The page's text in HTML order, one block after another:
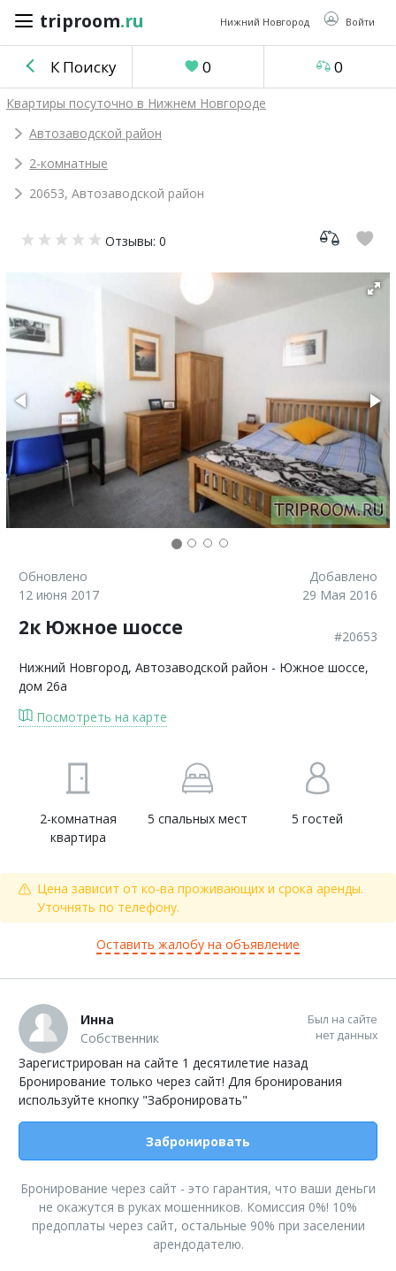
triproom.ru Нижний Новгород Войти
triproom .ru
Российский
Войти / Зарегистрироваться
объявление
Сравнение
0
К Поиску 0 0
Квартиры посуточно в Нижнем Новгороде
Автозаводской район
2-комнатные
20653, Автозаводской район
Отзывы: 0
Обновлено
12 июня 2017
Добавлено
29 Мая 2016
2к Южное шоссе
#20653
Нижний Новгород, Автозаводской район - Южное шоссе,
дом 26а
Посмотреть на карте
2-комнатная
квартира
5 спальных мест 5 гостей
Цена зависит от ко-ва проживающих и срока аренды.
Уточнять по телефону.
Оставить жалобу на объявление
Инна
Собственник
Был на сайте
нет данных
Зарегистрирован на сайте 1 десятилетие назад
Бронирование только через сайт! Для бронирования
используйте кнопку "Забронировать"
Забронировать
Бронирование через сайт - это гарантия, что ваши деньги
не окажутся в руках мошенников. Комиссия 0%! 10%
предоплаты через сайт, остальные 90% при заселении
арендодателю.